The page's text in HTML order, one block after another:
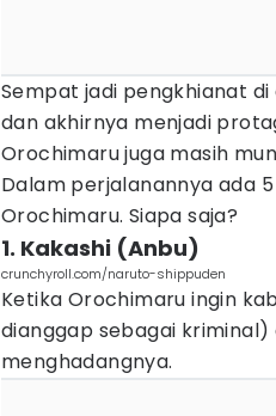
Sempat jadi pengkhianat
dan akhirnya menjadi
Orochimaru juga masih
Dalam perjalanannya ada
Orochimaru. Siapa saja?
1. Kakashi (Anbu)
crunchyroll.com/naruto-shippuden
Ketika Orochimaru ingin
dianggap sebagai
menghadangnya.